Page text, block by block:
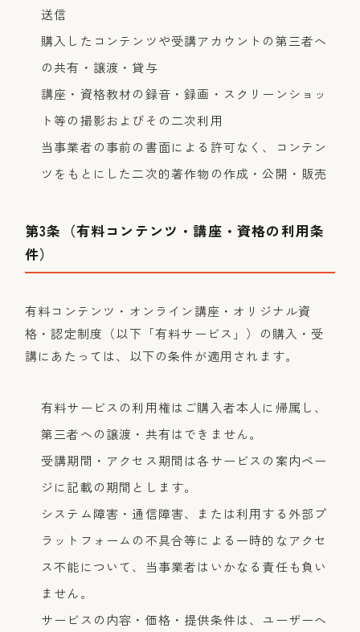
送信
購入したコンテンツや受講アカウントの第三者へ
の共有・譲渡・貸与
講座・資格教材の録音・録画・スクリーンショッ
ト等の撮影およびその二次利用
当事業者の事前の書面による許可なく、コンテン
ツをもとにした二次的著作物の作成・公開・販売
第3条（有料コンテンツ・講座・資格の利用条
件）
有料コンテンツ・オンライン講座・オリジナル資
格・認定制度（以下「有料サービス」）の購入・受
講にあたっては、以下の条件が適用されます。
有料サービスの利用権はご購入者本人に帰属し、
第三者への譲渡・共有はできません。
受講期間・アクセス期間は各サービスの案内ペー
ジに記載の期間とします。
システム障害・通信障害、または利用する外部プ
ラットフォームの不具合等による一時的なアクセ
ス不能について、当事業者はいかなる責任も負い
ません。
サービスの内容・価格・提供条件は、ユーザーへ